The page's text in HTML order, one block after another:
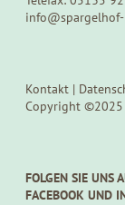
Kontakt |
Copyright ©2025
FOLGEN SIE UNS
FACEBOOK UND